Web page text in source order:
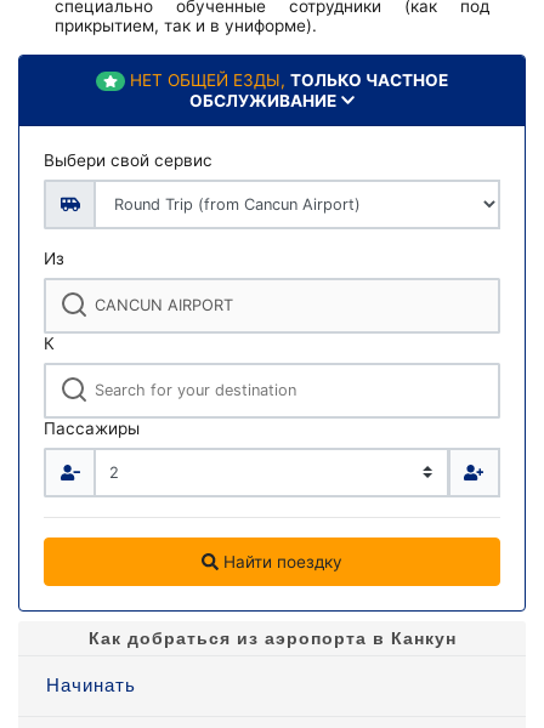
специально обученные сотрудники (как под
прикрытием, так и в униформе).
НЕТ ОБЩЕЙ ЕЗДЫ, ТОЛЬКО ЧАСТНОЕ
ОБСЛУЖИВАНИЕ
Выбери свой сервис
Из
К
Пассажиры
Найти поездку
Как добраться из аэропорта в Канкун
Начинать